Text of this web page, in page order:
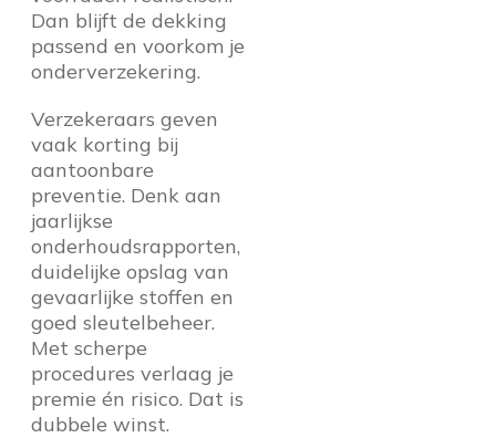
Dan blijft de dekking
passend en voorkom je
onderverzekering.
Verzekeraars geven
vaak korting bij
aantoonbare
preventie. Denk aan
jaarlijkse
onderhoudsrapporten,
duidelijke opslag van
gevaarlijke stoffen en
goed sleutelbeheer.
Met scherpe
procedures verlaag je
premie én risico. Dat is
dubbele winst.